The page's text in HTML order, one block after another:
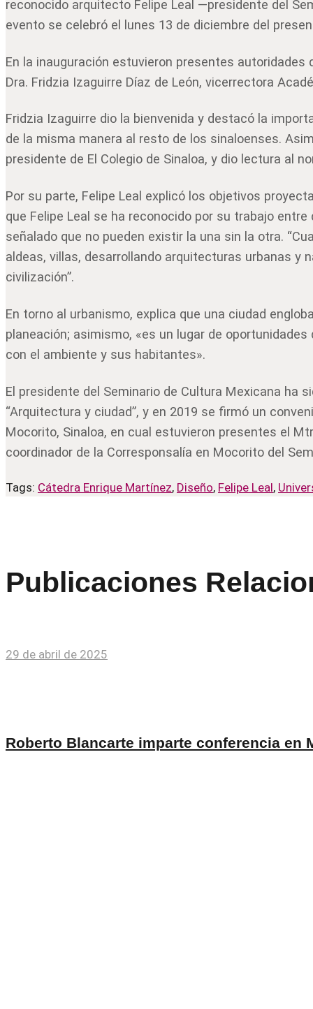
reconocido arquitecto Felipe Leal —presidente del
evento se celebró el lunes 13 de diciembre del
En la inauguración estuvieron presentes autoridades
Dra. Fridzia Izaguirre Díaz de León, vicerrectora
Fridzia Izaguirre dio la bienvenida y destacó la
de la misma manera al resto de los sinaloenses.
presidente de El Colegio de Sinaloa, y dio lectura al
Por su parte, Felipe Leal explicó los objetivos
que Felipe Leal se ha reconocido por su trabajo
señalado que no pueden existir la una sin la otra.
aldeas, villas, desarrollando arquitecturas urbanas y
civilización”.
En torno al urbanismo, explica que una ciudad
planeación; asimismo, «es un lugar de
con el ambiente y sus habitantes».
El presidente del Seminario de Cultura Mexicana ha
“Arquitectura y ciudad”, y en 2019 se firmó un
Mocorito, Sinaloa, en cual estuvieron presentes el
coordinador de la Corresponsalía en Mocorito del
Tags: Cátedra Enrique Martínez, Diseño, Felipe Leal,
Publicaciones
29 de abril de 2025
Roberto Blancarte imparte conferencia en